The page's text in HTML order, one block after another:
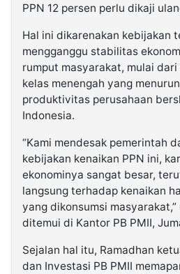
PPN 12 persen perlu dikaji
Hal ini dikarenakan kebijakan
mengganggu stabilitas
rumput masyarakat, mulai
kelas menengah yang
produktivitas perusahaan
Indonesia.
“Kami mendesak pemerintah
kebijakan kenaikan PPN ini,
ekonominya sangat besar,
langsung terhadap kenaikan
yang dikonsumsi
ditemui di Kantor PB PMII,
Sejalan hal itu, Ramadhan
dan Investasi PB PMII